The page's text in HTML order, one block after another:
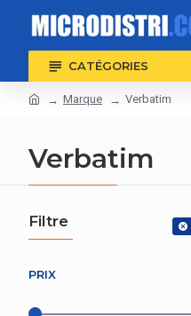
CATÉGORIES
Marque Verbatim
Verbatim
Filtre
PRIX